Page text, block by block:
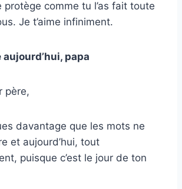
comme tu l’as fait toute
Je t’aime infiniment.
aujourd’hui, papa
père,
davantage que les mots ne
et aujourd’hui, tout
puisque c’est le jour de ton